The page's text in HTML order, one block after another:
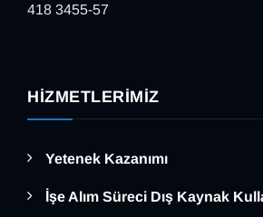
418 3455-57
HIZMETLERIMIZ
Yetenek Kazanımı
İşe Alım Süreci Dış Kaynak